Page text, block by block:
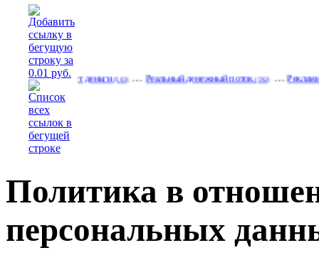
делает деньги(563)…Реальный денежный поток(592)…Рекламируйтесь
Политика в
персональных